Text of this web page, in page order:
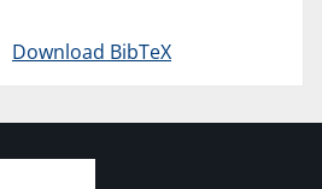
Download BibTeX